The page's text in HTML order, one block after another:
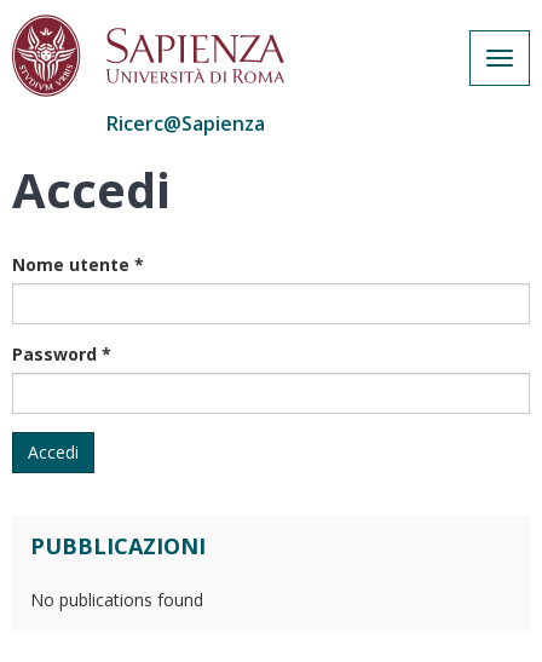
Salta
Ricerc@Sapienza
Accedi
Nome utente *
Password *
Accedi
PUBBLICAZIONI
No publications found